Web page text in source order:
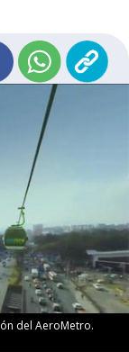
del AeroMetro.